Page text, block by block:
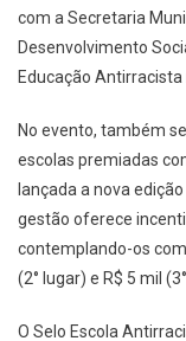
com a Secretaria
Desenvolvimento
Educação
No evento, também
escolas premiadas
lançada a nova
gestão oferece
contemplando-os com
(2° lugar) e R$ 5 mil
O Selo Escola